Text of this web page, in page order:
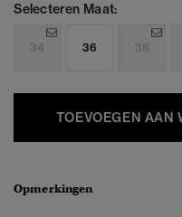
Selecteren Maat:
34 36 38
TOEVOEGEN AAN
Opmerkingen